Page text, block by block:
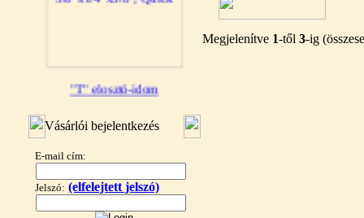
"T" elosztó-idom
3/8"x1/4"x3/8", Quick
360,-Ft
Vásárlói bejelentkezés
E-mail cím:
Jelszó: (elfelejtett jelszó)
Megjelenítve 1-től3-ig